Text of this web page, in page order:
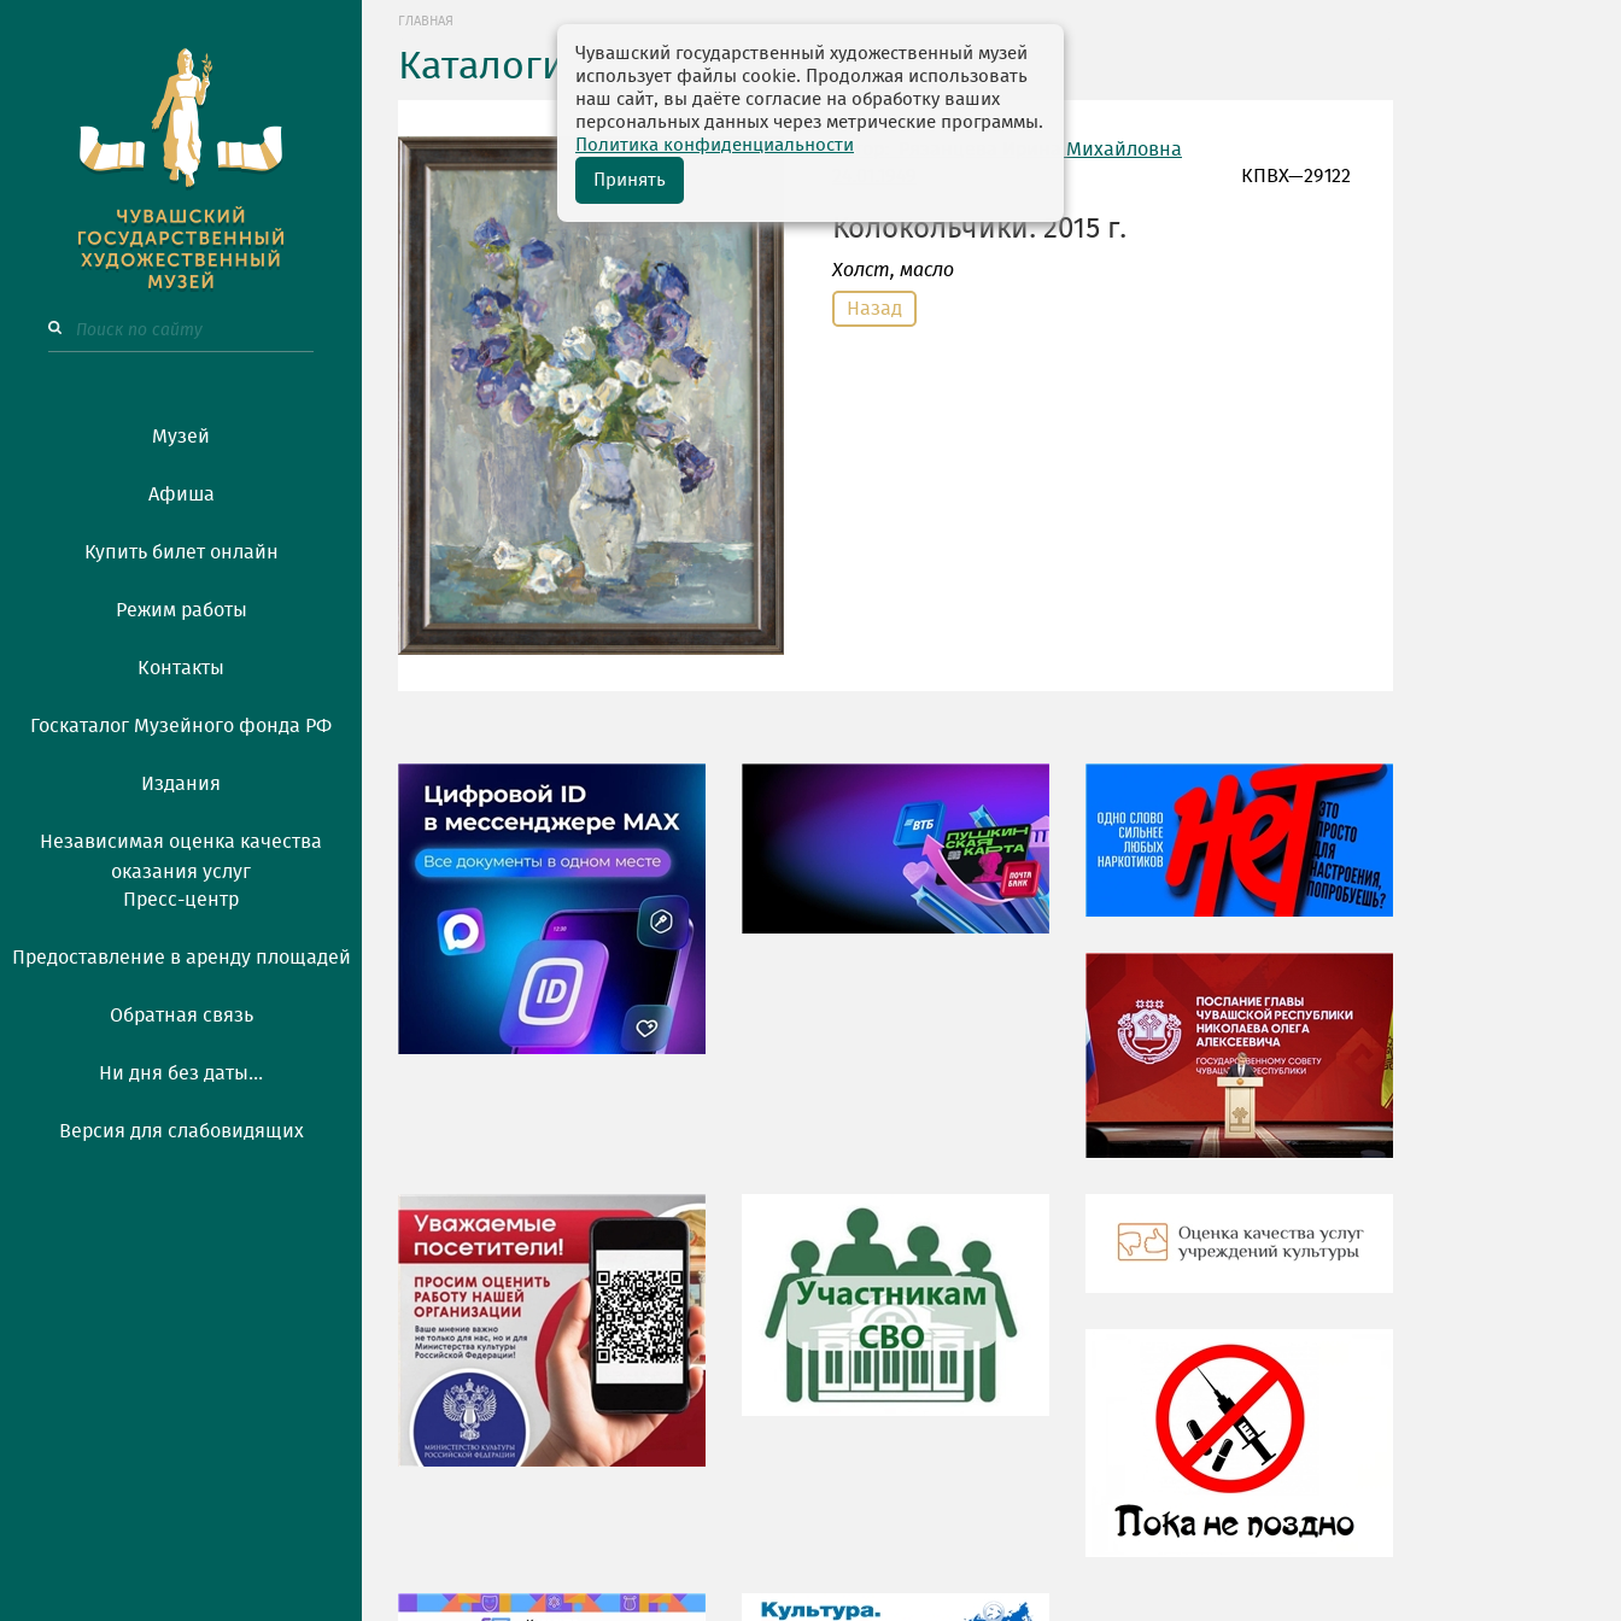
Музей
Афиша
Купить билет онлайн
Режим работы
Контакты
Госкаталог Музейного фонда РФ
Издания
Независимая оценка качества
оказания услуг
Пресс-центр
Предоставление в аренду площадей
Обратная связь
Ни дня без даты...
Версия для слабовидящих
ГЛАВНАЯ
Каталоги выставок
автор: Рязанцева Ирина Михайловна
КПВХ—29122
Колокольчики. 2015 г.
Холст, масло
Назад
НИ ДНЯ БЕЗ ДАТЫ...
07 августа
Я встретил вас – и
всё былое...
Чувашский государственный художественный музей
использует файлы cookie. Продолжая использовать
наш сайт, вы даёте согласие на обработку ваших
персональных данных через метрические программы.
Политика конфиденциальности
Принять